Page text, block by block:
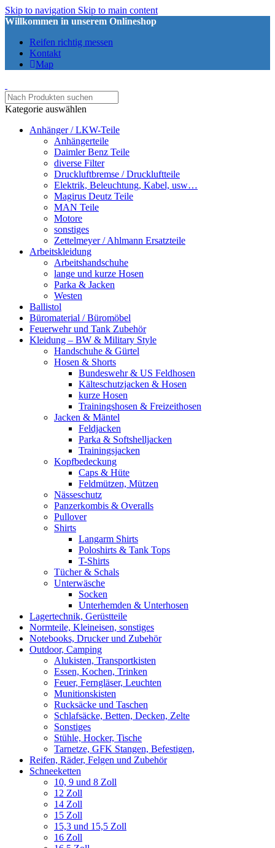
Skip to navigation Skip to main content
Willkommen in unserem Onlineshop
Reifen richtig messen
Kontakt
Map
Kategorie auswählen
Anhänger / LKW-Teile
Anhängerteile
Daimler Benz Teile
diverse Filter
Druckluftbremse / Druckluftteile
Elektrik, Beleuchtung, Kabel, usw…
Magirus Deutz Teile
MAN Teile
Motore
sonstiges
Zettelmeyer / Ahlmann Ersatzteile
Arbeitskleidung
Arbeitshandschuhe
lange und kurze Hosen
Parka & Jacken
Westen
Ballistol
Büromaterial / Büromöbel
Feuerwehr und Tank Zubehör
Kleidung – BW & Military Style
Handschuhe & Gürtel
Hosen & Shorts
Bundeswehr & US Feldhosen
Kälteschutzjacken & Hosen
kurze Hosen
Trainingshosen & Freizeithosen
Jacken & Mäntel
Feldjacken
Parka & Softshelljacken
Trainingsjacken
Kopfbedeckung
Caps & Hüte
Feldmützen, Mützen
Nässeschutz
Panzerkombis & Overalls
Pullover
Shirts
Langarm Shirts
Poloshirts & Tank Tops
T-Shirts
Tücher & Schals
Unterwäsche
Socken
Unterhemden & Unterhosen
Lagertechnik, Gerüstteile
Normteile, Kleineisen, sonstiges
Notebooks, Drucker und Zubehör
Outdoor, Camping
Alukisten, Transportkisten
Essen, Kochen, Trinken
Feuer, Ferngläser, Leuchten
Munitionskisten
Rucksäcke und Taschen
Schlafsäcke, Betten, Decken, Zelte
Sonstiges
Stühle, Hocker, Tische
Tarnetze, GFK Stangen, Befestigen,
Reifen, Räder, Felgen und Zubehör
Schneeketten
10, 9 und 8 Zoll
12 Zoll
14 Zoll
15 Zoll
15,3 und 15,5 Zoll
16 Zoll